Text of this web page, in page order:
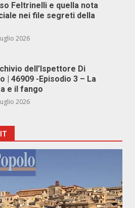
Feltrinelli e quella nota
nei file segreti della
2026
dell’Ispettore Di
| 46909 -Episodio 3 – La
e il fango
2026